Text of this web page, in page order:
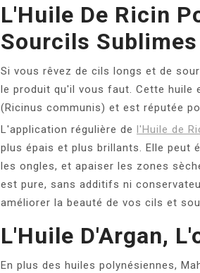
L'Huile De Ricin
Sourcils Sublimes
Si vous rêvez de cils longs et de
le produit qu'il vous faut. Cette huile
(Ricinus communis) et est réputée
L'application régulière de l'Huile de
plus épais et plus brillants. Elle peut
les ongles, et apaiser les zones
est pure, sans additifs ni
améliorer la beauté de vos cils et
L'Huile D'Argan,
En plus des huiles polynésiennes,